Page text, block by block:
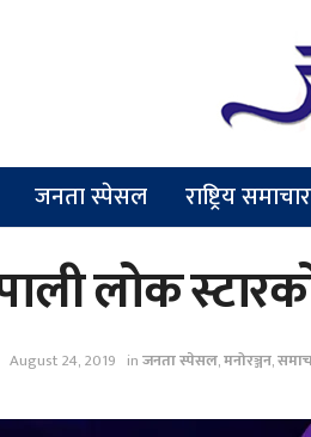
जनता स्पेसल राष्ट्रिय समाचार
लोक
August 24, 2019 inजनता स्पेसल,मनोरञ्जन,